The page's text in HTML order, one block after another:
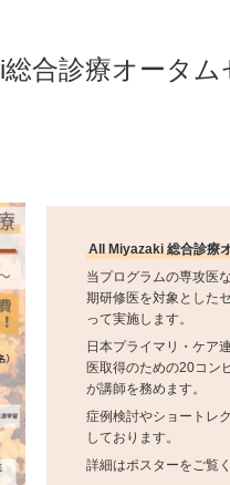
総合診療オータ
All Miyazaki 総合診療
当プログラムの専攻医
期研修医を対象とした
って実施します。
日本プライマリ・ケア
医取得のための20コン
が講師を務めます。
症例検討やショートレ
しております。
詳細はポスターをご覧く